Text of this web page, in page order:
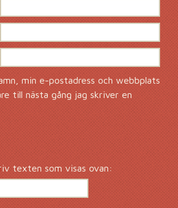
min e-postadress och webbplats
till nästa gång jag skriver en
texten som visas ovan: